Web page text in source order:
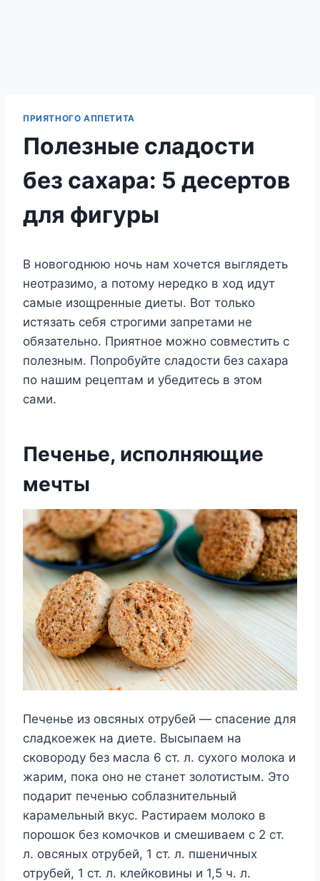
ПРИЯТНОГО АППЕТИТА
Полезные сладости
без сахара: 5 десертов
для фигуры
В новогоднюю ночь нам хочется выглядеть
неотразимо, а потому нередко в ход идут
самые изощренные диеты. Вот только
истязать себя строгими запретами не
обязательно. Приятное можно совместить с
полезным. Попробуйте сладости без сахара
по нашим рецептам и убедитесь в этом
сами.
Печенье, исполняющие
мечты
Печенье из овсяных отрубей — спасение для
сладкоежек на диете. Высыпаем на
сковороду без масла 6 ст. л. сухого молока и
жарим, пока оно не станет золотистым. Это
подарит печенью соблазнительный
карамельный вкус. Растираем молоко в
порошок без комочков и смешиваем с 2 ст.
л. овсяных отрубей, 1 ст. л. пшеничных
отрубей, 1 ст. л. клейковины и 1,5 ч. л.